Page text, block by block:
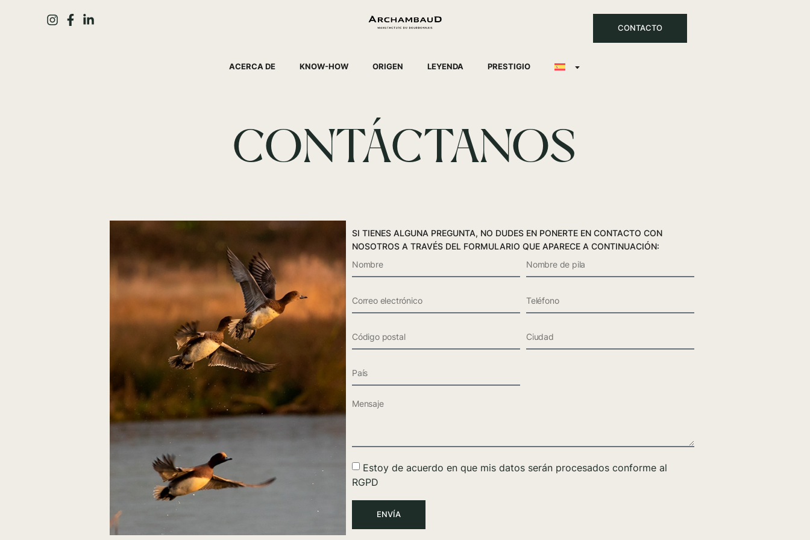
CONTACTO
ACERCA DE KNOW-HOW ORIGEN LEYENDA PRESTIGIO
CONTÁCTANOS
SI TIENES ALGUNA PREGUNTA, NO DUDES EN PONERTE EN CONTACTO CON
NOSOTROS A TRAVÉS DEL FORMULARIO QUE APARECE A CONTINUACIÓN:
Estoy de acuerdo en que mis datos serán procesados conforme al
RGPD
ENVÍA